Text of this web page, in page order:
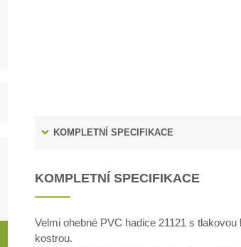
KOMPLETNÍ SPECIFIKACE
KOMPLETNÍ SPECIFIKACE
Velmi ohebné PVC hadice 21121 s
kostrou.